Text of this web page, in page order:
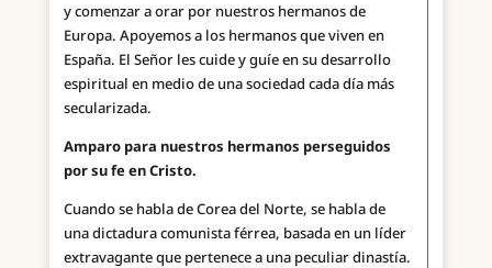
y comenzar a orar por nuestros hermanos de
Europa. Apoyemos a los hermanos que viven en
España. El Señor les cuide y guíe en su desarrollo
espiritual en medio de una sociedad cada día más
secularizada.
Amparo para nuestros hermanos perseguidos
por su fe en Cristo.
Cuando se habla de Corea del Norte, se habla de
una dictadura comunista férrea, basada en un líder
extravagante que pertenece a una peculiar dinastía.